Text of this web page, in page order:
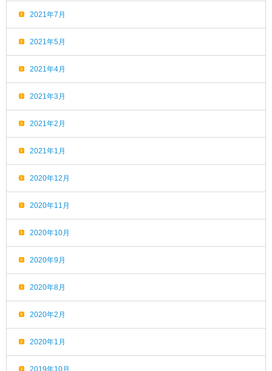
2021年7月
2021年5月
2021年4月
2021年3月
2021年2月
2021年1月
2020年12月
2020年11月
2020年10月
2020年9月
2020年8月
2020年2月
2020年1月
2019年10月